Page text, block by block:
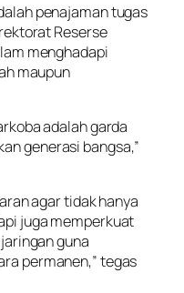
penajaman tugas
Reserse
menghadapi
maupun
adalah garda
generasi bangsa,”
agar tidak hanya
juga memperkuat
guna
permanen,” tegas